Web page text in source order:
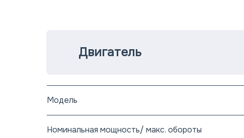
Двигатель
Модель
Номинальная мощность/ макс. обороты